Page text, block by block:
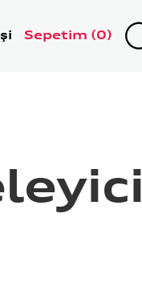
Sepetim (0)